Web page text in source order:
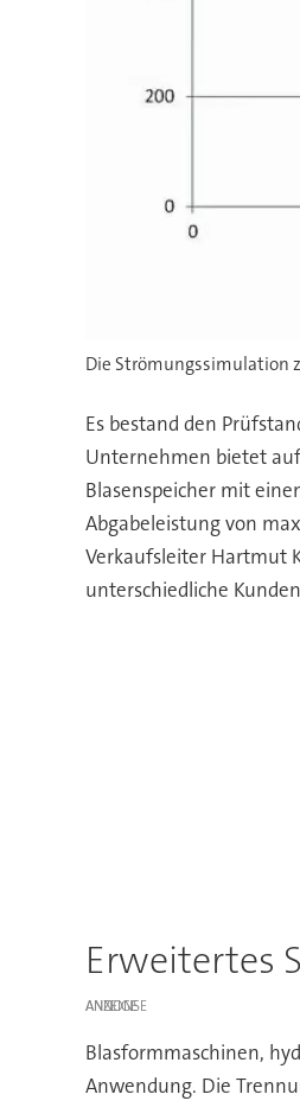
Die Strömungssimulation
Es bestand den
Unternehmen bietet
Blasenspeicher mit
Abgabeleistung von
Verkaufsleiter Hartmut
unterschiedliche
Erweitertes
ANZEIGE
Blasformmaschinen,
Anwendung. Die